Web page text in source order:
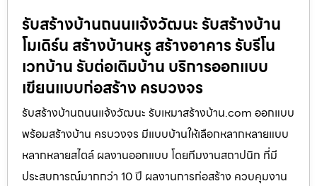
รับสร้างบ้านถนนแจ้งวัฒนะ รับสร้างบ้าน
โมเดิร์น สร้างบ้านหรู สร้างอาคาร รับรีโน
เวทบ้าน รับต่อเติมบ้าน บริการออกแบบ
เขียนแบบก่อสร้าง ครบวงจร
รับสร้างบ้านถนนแจ้งวัฒนะ รับเหมาสร้างบ้าน.com ออกแบบ
พร้อมสร้างบ้าน ครบวงจร มีแบบบ้านให้เลือกหลากหลายแบบ
หลากหลายสไตล์ ผลงานออกแบบ โดยทีมงานสถาปนิก ที่มี
ประสบการณ์มากกว่า 10 ปี ผลงานการก่อสร้าง ควบคุมงาน